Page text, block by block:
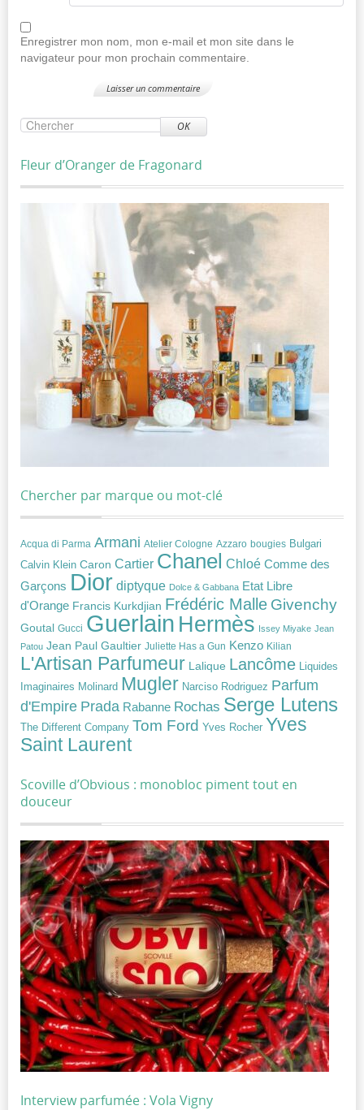
Enregistrer mon nom, mon e-mail et mon site dans le
navigateur pour mon prochain commentaire.
OK
Fleur d’Oranger de Fragonard
Chercher par marque ou mot-clé
Acqua di Parma Armani Atelier Cologne Azzaro bougies Bulgari
Calvin Klein Caron Cartier Chanel Chloé Comme des
Garçons Dior diptyque Dolce & Gabbana Etat Libre
d'Orange Francis Kurkdjian Frédéric Malle Givenchy
Goutal Gucci Guerlain Hermès Issey Miyake Jean
Patou Jean Paul Gaultier Juliette Has a Gun Kenzo Kilian
L'Artisan Parfumeur Lalique Lancôme Liquides
Imaginaires Molinard Mugler Narciso Rodriguez Parfum
d'Empire Prada Rabanne Rochas Serge Lutens
The Different Company Tom Ford Yves Rocher Yves
Saint Laurent
Scoville d’Obvious : monobloc piment tout en
douceur
Interview parfumée : Vola Vigny